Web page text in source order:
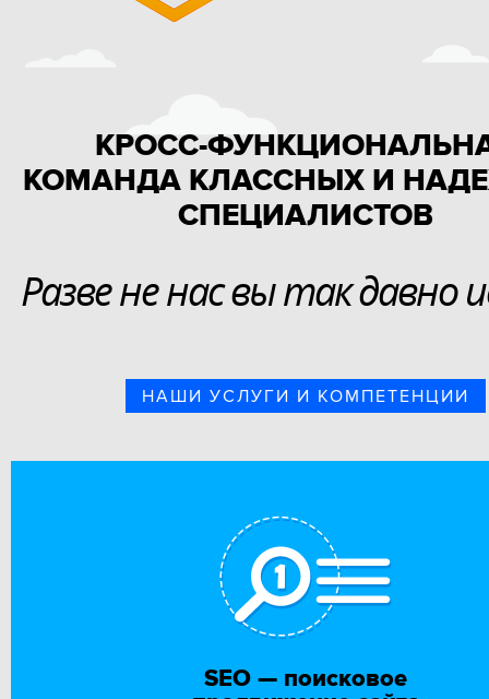
КРОСС-
КОМАНДА КЛАССНЫХ И
СПЕЦИАЛИСТОВ
Разве не нас вы так давно
НАШИ УСЛУГИ И КОМПЕТЕНЦИИ
SEO — поисковое